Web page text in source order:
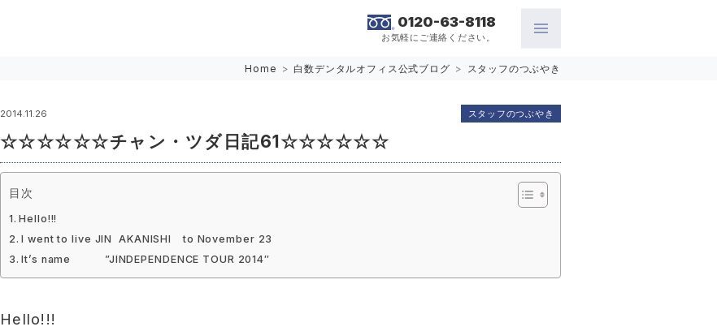
0120-63-8118
お気軽にご連絡ください。
Home > 白数デンタルオフィス公式ブログ > スタッフのつぶやき
2014.11.26
☆☆☆☆☆☆チャン・ツダ日記61☆☆☆☆☆☆
スタッフのつぶやき
目次
Hello!!!
I went to live JIN AKANISHI to November 23
It’s name ”JINDEPENDENCE TOUR 2014″
Hello!!!